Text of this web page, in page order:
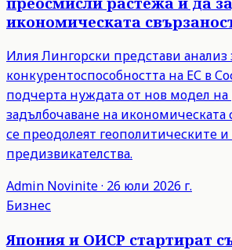
икономическата
Илия Лингорски представи анализ
конкурентоспособността на ЕС в
подчерта нуждата от нов модел на
задълбочаване на икономическата
се преодолеят геополитическите
предизвикателства.
Admin Novinite· 26 юли 2026 г.
Бизнес
Япония и ОИСР стартират